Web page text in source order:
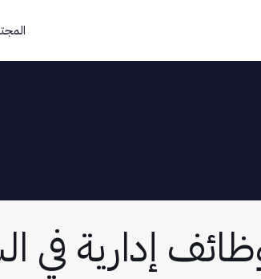
إدارية في